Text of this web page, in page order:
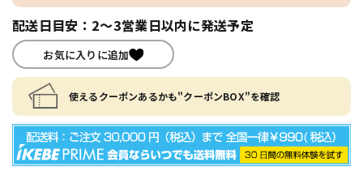
配送日目安：2～3営業日以内に発送予定
お気に入りに追加
使えるクーポンあるかも"クーポンBOX"を確認